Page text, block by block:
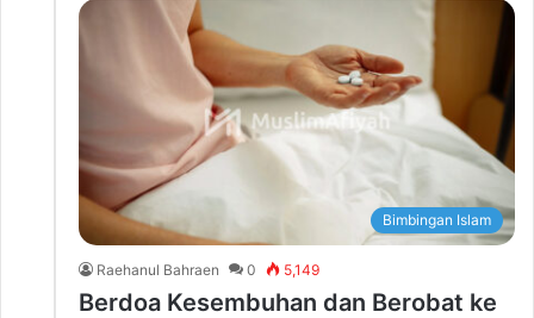
Bimbingan Islam
Raehanul Bahraen 0 5,149
Berdoa Kesembuhan dan Berobat ke